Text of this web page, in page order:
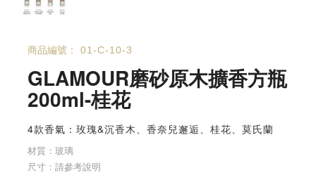
商品編號： 01-C-10-3
GLAMOUR磨砂原木擴香方瓶
200ml-桂花
4款香氣：玫瑰&沉香木、香奈兒邂逅、桂花、莫氏蘭
材質：玻璃
尺寸：請參考說明